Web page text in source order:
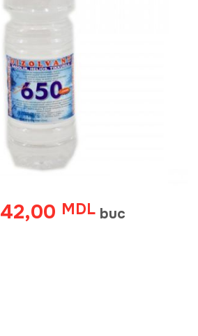
Prețul
inițial
42,00 MDLPrețul
curent
buc